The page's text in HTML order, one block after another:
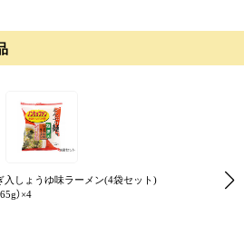
しょうゆ味ラーメン(4袋セット)
）×4